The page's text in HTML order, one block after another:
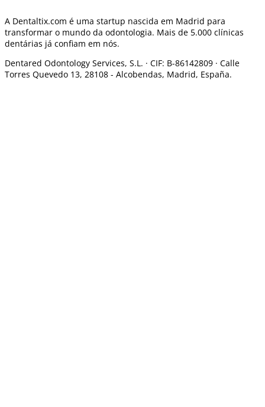
A Dentaltix.com é uma startup nascida em Madrid para
transformar o mundo da odontologia. Mais de 5.000 clínicas
dentárias já confiam em nós.
Dentared Odontology Services, S.L. · CIF: B-86142809 · Calle
Torres Quevedo 13, 28108 - Alcobendas, Madrid, España.